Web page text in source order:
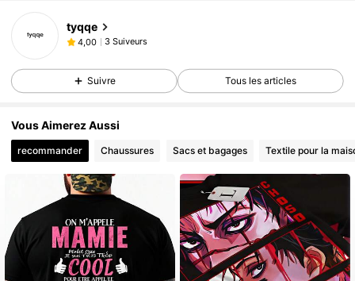
tyqqe
4,00 3 Suiveurs
Suivre Tous les articles
Vous Aimerez Aussi
recommander Chaussures Sacs et bagages Textile pour la